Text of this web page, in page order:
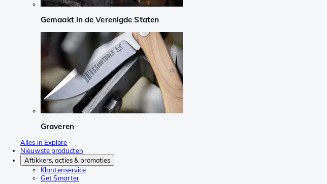
Gemaakt in de Verenigde Staten
Graveren
Alles in Explore
Nieuwste producten
Aftikkers, acties & promoties
Klantenservice
Get Smarter